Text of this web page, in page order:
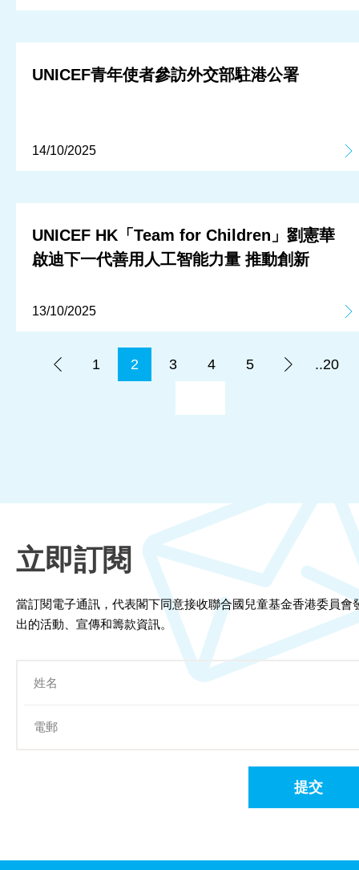
UNICEF青年使者參訪外交部駐港公署
14/10/2025
UNICEF HK「Team for Children」劉憲華
啟迪下一代善用人工智能力量 推動創新
13/10/2025
1 2 3 4 5 ..20
立即訂閱
當訂閱電子通訊，代表閣下同意接收聯合國兒童基金香港委員會
出的活動、宣傳和籌款資訊。
提交